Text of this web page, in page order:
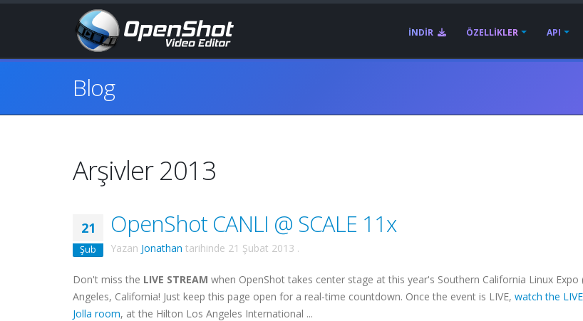
İNDIR ÖZELLIKLER API
Blog
Arşivler 2013
21
Şub
OpenShot CANLI @ SCALE 11x
Yazan Jonathan tarihinde 21 Şubat 2013 .
Don't miss the LIVE STREAM when OpenShot takes center stage at this year's Southern California Linux Expo
Angeles, California! Just keep this page open for a real-time countdown. Once the event is LIVE, watch the
Jolla room, at the Hilton Los Angeles International ...